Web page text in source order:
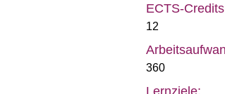
ECTS-
12
360
Lernziele: